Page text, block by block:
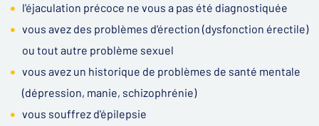
l'éjaculation précoce ne vous a pas été diagnostiquée
vous avez des problèmes d'érection (dysfonction érectile)
ou tout autre problème sexuel
vous avez un historique de problèmes de santé mentale
(dépression, manie, schizophrénie)
vous souffrez d'épilepsie